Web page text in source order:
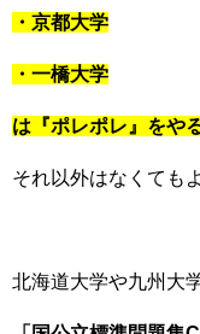
・京都大学
・一橋大学
は『ポレポレ』をや
それ以外はなくても
北海道大学や九州大